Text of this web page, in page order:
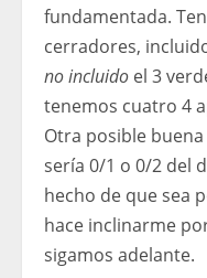
fundamentada.
cerradores,
no incluido el 3
tenemos cuatro 4
Otra posible
sería 0/1 o 0/2 del
hecho de que sea
hace inclinarme
sigamos adelante.